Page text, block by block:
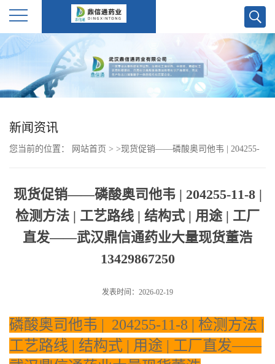
公
司
介
书
荣
新闻资讯
您当前的位置： 网站首页 > >现货促销——磷酸奥司他韦 | 204255-
药业大量现货董浩13429867250
现货促销——磷酸奥司他韦 | 204255-11-8 |
检测方法 | 工艺路线 | 结构式 | 用途 | 工厂
直发——武汉鼎信通药业大量现货董浩
13429867250
发表时间：2026-02-19
磷酸奥司他韦 | 204255-11-8 | 检测方法 |
工艺路线 | 结构式 | 用途 | 工厂直发——